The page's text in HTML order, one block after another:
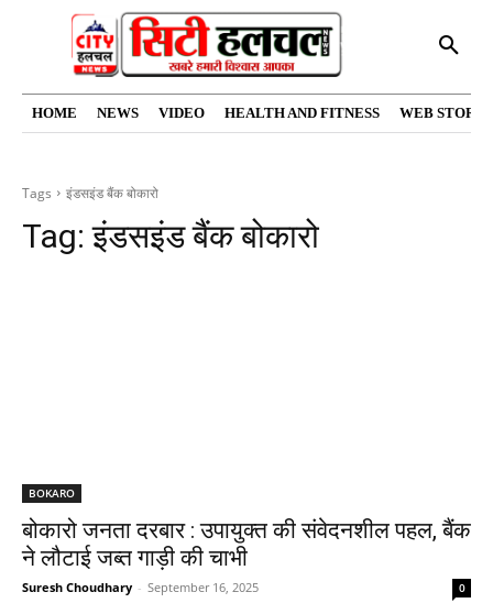
HOME NEWS VIDEO HEALTH AND FITNESS WEB
Tags इंडसइंड बैंक बोकारो
Tag:इंडसइंड बैंक बोकारो
BOKARO
बोकारो जनता दरबार : उपायुक्त की संवेदनशील पहल, बैंक
ने लौटाई जब्त गाड़ी की चाभी
Suresh Choudhary - September 16, 2025 0